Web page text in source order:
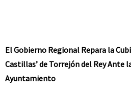
El Gobierno Regional Repara la
Castillas’ de Torrejón del Rey Ante
Ayuntamiento